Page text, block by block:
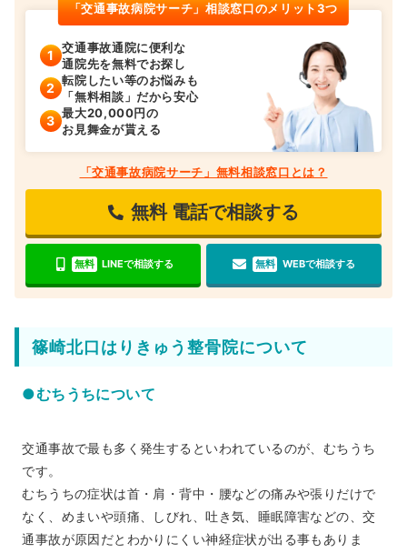
「交通事故病院サーチ」相談窓口のメリット3つ
交通事故通院に便利な
通院先を無料でお探し
転院したい等のお悩みも
「無料相談」だから安心
最大20,000円の
お見舞金が貰える
「交通事故病院サーチ」無料相談窓口とは？
無料 電話で相談する
無料 LINEで相談する 無料 WEBで相談する
篠崎北口はりきゅう整骨院について
●むちうちについて
交通事故で最も多く発生するといわれているのが、むちうち
です。
むちうちの症状は首・肩・背中・腰などの痛みや張りだけで
なく、めまいや頭痛、しびれ、吐き気、睡眠障害などの、交
通事故が原因だとわかりにくい神経症状が出る事もありま